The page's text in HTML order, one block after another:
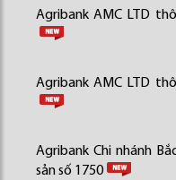
Agribank AMC LTD
Agribank AMC LTD
Agribank Chi nhánh
sản số 1750